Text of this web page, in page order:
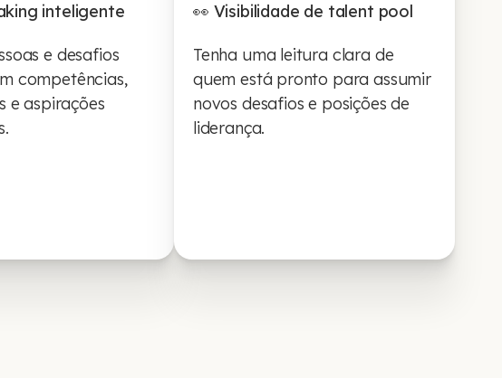
inteligente
e desafios
competências,
e aspirações
👀 Visibilidade de talent pool
Tenha uma leitura clara de
quem está pronto para assumir
novos desafios e posições de
liderança.